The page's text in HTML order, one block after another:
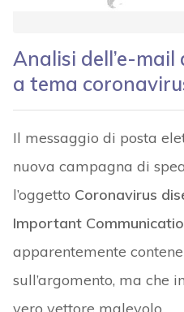
Analisi dell’e-
a tema
Il messaggio di posta
nuova campagna di
l’oggetto Coronavirus
Important
apparentemente
sull’argomento, ma che